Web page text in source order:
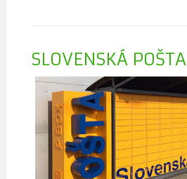
SLOVENSKÁ POŠTA